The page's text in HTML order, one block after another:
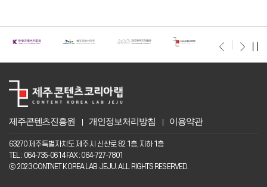
제주콘텐츠진흥원 개인정보처리방침 이용약관
63270 제주특별자치도 제주시 신산로 82 1층, 지하 1층
TEL : 064-735-0614 FAX : 064-727-7801
ⓒ 2023 CONTNET KOREA LAB JEJU. ALL RIGHTS RESERVED.